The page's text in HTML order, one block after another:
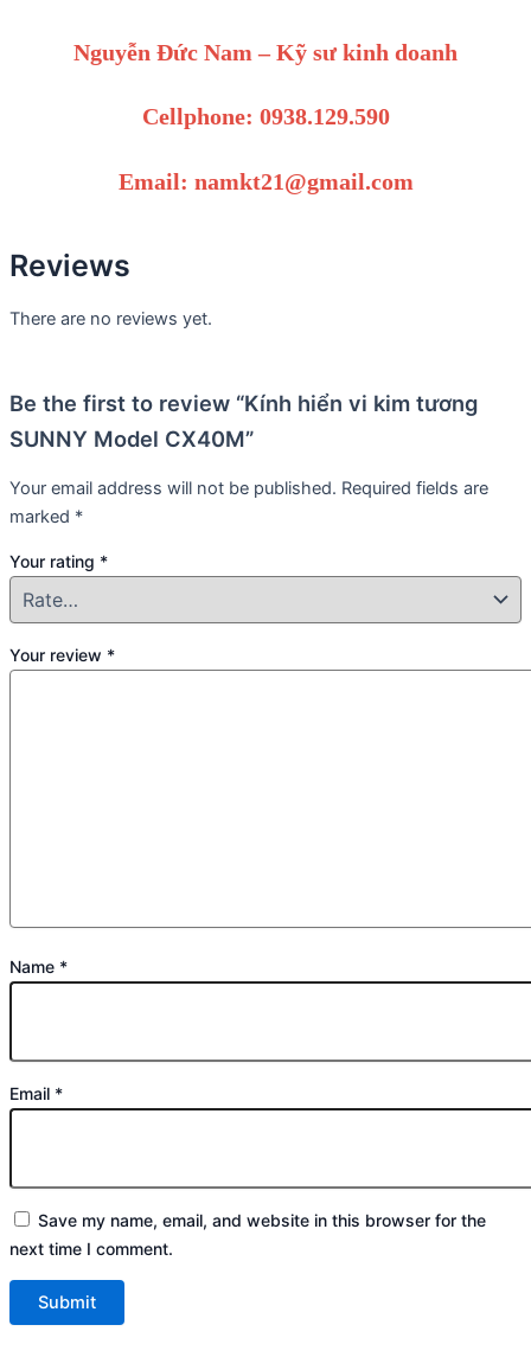
Nguyễn Đức Nam – Kỹ sư kinh doanh
Cellphone: 0938.129.590
Email: namkt21@gmail.com
Reviews
There are no reviews yet.
Be the first to review “Kính hiển vi kim tương
SUNNY Model CX40M”
Your email address will not be published. Required fields are
marked *
Your rating *
Your review *
Name *
Email *
Save my name, email, and website in this browser for the
next time I comment.